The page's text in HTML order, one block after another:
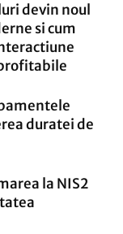
devin noul
si cum
duratei de
la NIS2